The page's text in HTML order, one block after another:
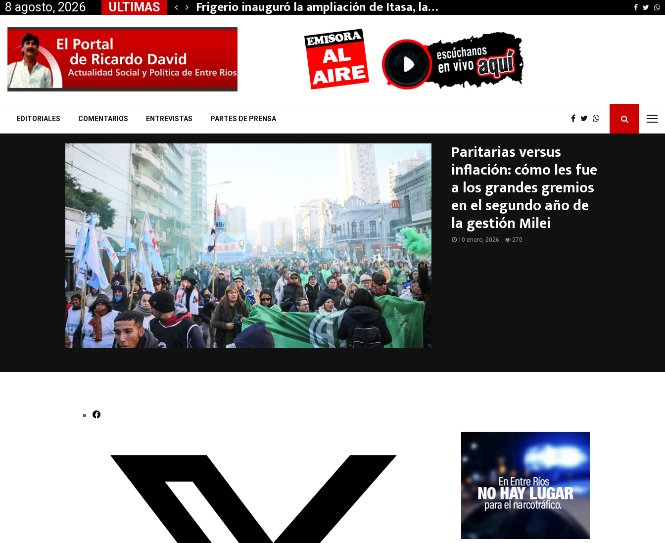
8 agosto, 2026 ULTIMAS
Miranda anunció… Frigerio inauguró la ampliación de Itasa, la… Furia de Patricia
EDITORIALES COMENTARIOS ENTREVISTAS PARTES DE PRENSA
Paritarias versus
inflación: cómo les fue
a los grandes gremios
en el segundo año de
la gestión Milei
10 enero, 2026 270